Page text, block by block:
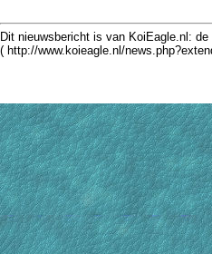
Dit nieuwsbericht is van KoiEagle.nl:
( http://www.koieagle.nl/